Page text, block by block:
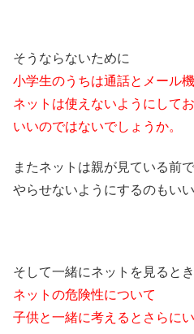
そうならないために
小学生のうちは通話とメール
ネットは使えないようにして
いいのではないでしょうか。
またネットは親が見ている前
やらせないようにするのもいい
そして一緒にネットを見ると
ネットの危険性について
子供と一緒に考えるとさらに